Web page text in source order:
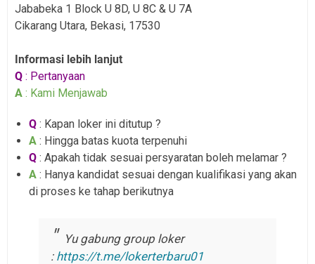
Jababeka 1 Block U 8D, U 8C & U 7A
Cikarang Utara, Bekasi, 17530
Informasi lebih lanjut
Q : Pertanyaan
A : Kami Menjawab
Q : Kapan loker ini ditutup ?
A : Hingga batas kuota terpenuhi
Q : Apakah tidak sesuai persyaratan boleh melamar ?
A : Hanya kandidat sesuai dengan kualifikasi yang akan
di proses ke tahap berikutnya
Yu gabung group loker
: https://t.me/lokerterbaru01